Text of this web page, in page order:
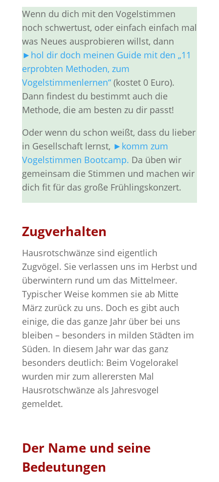
Wenn du dich mit den Vogelstimmen
noch schwertust, oder einfach einfach mal
was Neues ausprobieren willst, dann
►hol dir doch meinen Guide mit den „11
erprobten Methoden, zum
Vogelstimmenlernen“(kostet 0 Euro).
Dann findest du bestimmt auch die
Methode, die am besten zu dir passt!
Oder wenn du schon weißt, dass du lieber
in Gesellschaft lernst, ►komm zum
Vogelstimmen Bootcamp. Da üben wir
gemeinsam die Stimmen und machen wir
dich fit für das große Frühlingskonzert.
Zugverhalten
Hausrotschwänze sind eigentlich
Zugvögel. Sie verlassen uns im Herbst und
überwintern rund um das Mittelmeer.
Typischer Weise kommen sie ab Mitte
März zurück zu uns. Doch es gibt auch
einige, die das ganze Jahr über bei uns
bleiben – besonders in milden Städten im
Süden. In diesem Jahr war das ganz
besonders deutlich: Beim Vogelorakel
wurden mir zum allerersten Mal
Hausrotschwänze als Jahresvogel
gemeldet.
Der Name und seine
Bedeutungen